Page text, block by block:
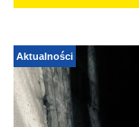
Aktualności